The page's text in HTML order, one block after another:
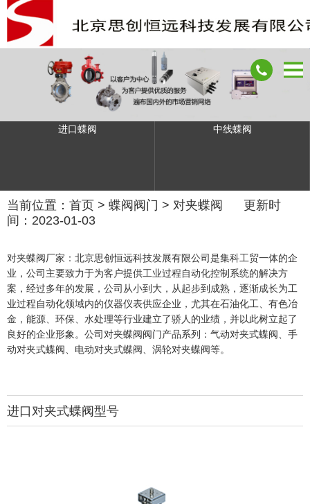
进口蝶阀 中线蝶阀
当前位置： 首页 > 蝶阀阀门 > 对夹蝶阀
更新时
间：2023-01-03
对夹蝶阀厂家：北京思创恒远科技发展有限公司是集科工贸一体的企
业，公司主要致力于为客户提供工业过程自动化控制系统的解决方
案，经过多年的发展，公司从小到大，从起步到成熟，逐渐成长为工
业过程自动化领域内的仪器仪表供应企业，尤其在石油化工、有色冶
金，能源、环保、水处理等行业建立了骄人的业绩，并以此树立起了
良好的企业形象。公司对夹蝶阀阀门产品系列：气动对夹式蝶阀、手
动对夹式蝶阀、电动对夹式蝶阀、涡轮对夹蝶阀等。
进口对夹式蝶阀型号